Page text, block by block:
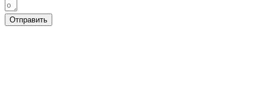
Отправить